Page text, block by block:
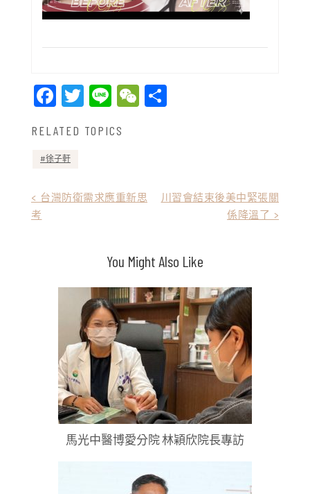
Facebook
Twitter
LineWeChat
RELATED TOPICS
徐子軒
< 台灣防衛需求應重新思
考
川習會結束後美中緊張關
係降溫了 >
You Might Also Like
馬光中醫博愛分院 林穎欣院長專訪